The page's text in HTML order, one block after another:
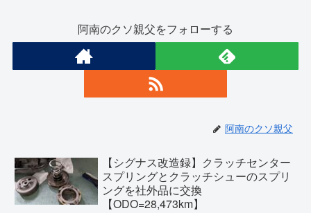
阿南のクソ親父をフォローする
阿南のクソ親父
【シグナス改造録】クラッチセンター
スプリングとクラッチシューのスプリ
ングを社外品に交換
【ODO=28,473km】